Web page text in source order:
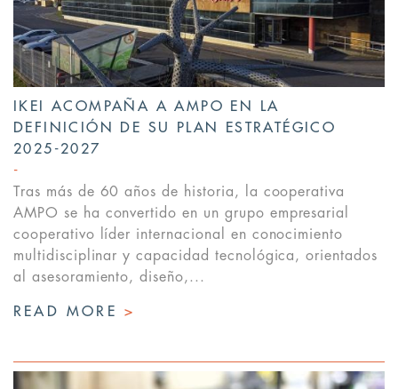
IKEI ACOMPAÑA A AMPO EN LA
DEFINICIÓN DE SU PLAN ESTRATÉGICO
2025-2027
Tras más de 60 años de historia, la cooperativa
AMPO se ha convertido en un grupo empresarial
cooperativo líder internacional en conocimiento
multidisciplinar y capacidad tecnológica, orientados
al asesoramiento, diseño,...
READ MORE >